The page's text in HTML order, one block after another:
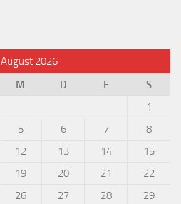
August 2026
M D F
S
1
5 6 7
8
12 13 14
15
19 20 21
22
26 27 28
29